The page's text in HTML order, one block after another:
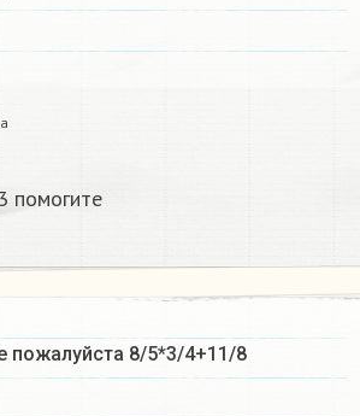
помогите​
пожалуйста 8/5*3/4+11/8